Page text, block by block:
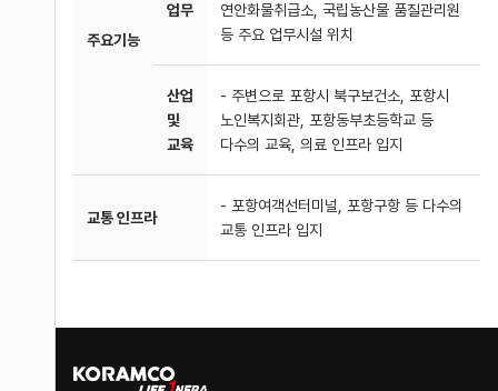
주요기능
업무
연안화물취급소, 국립농산물 품질관리원
등 주요 업무시설 위치
산업
및
교육
- 주변으로 포항시 북구보건소, 포항시
노인복지회관, 포항동부초등학교 등
다수의 교육, 의료 인프라 입지
교통 인프라
- 포항여객선터미널, 포항구항 등 다수의
교통 인프라 입지